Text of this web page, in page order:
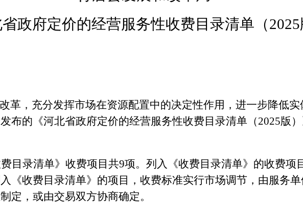
政府定价的经营服务性收费目录清单（2025
革，充分发挥市场在资源配置中的决定性作用，进一步降低
布的《河北省政府定价的经营服务性收费目录清单（2025版
目录清单》收费项目共9项。列入《收费目录清单》的收费项
《收费目录清单》的项目，收费标准实行市场调节，由服务
定，或由交易双方协商确定。